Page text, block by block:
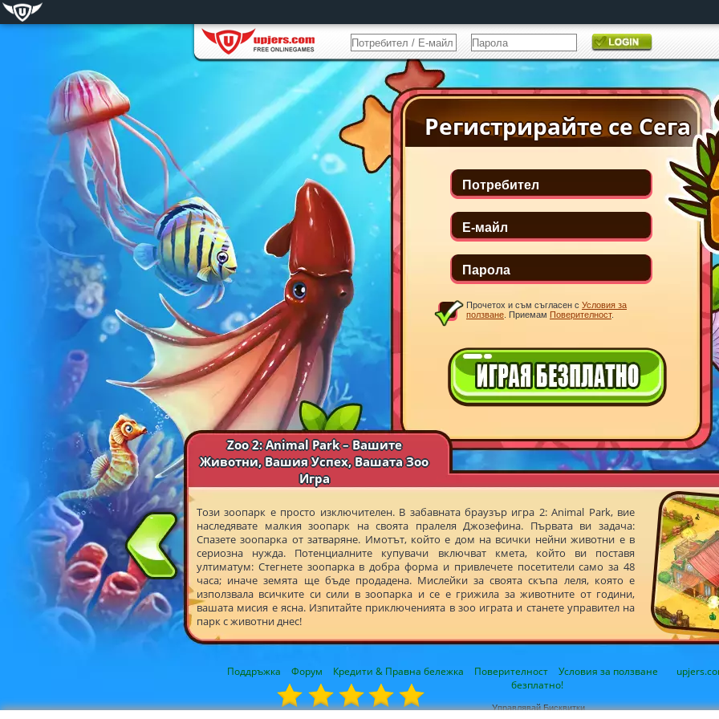
Поддръжка Форум Кредити & Правна бележка Поверителност Условия за ползване
безплатно!
Управлявай Бисквитки
Zoo 2: Animal Park – Вашите
Животни, Вашия Успех, Вашата Зоо
Игра
Този зоопарк е просто изключителен. В забавната браузър игра 2: Animal Park, вие
наследявате малкия зоопарк на своята пралеля Джозефина. Първата ви задача:
Спазете зоопарка от затваряне. Имотът, който е дом на всички нейни животни е в
сериозна нужда. Потенциалните купувачи включват кмета, който ви поставя
ултиматум: Стегнете зоопарка в добра форма и привлечете посетители само за 48
часа; иначе земята ще бъде продадена. Мислейки за своята скъпа леля, която е
използвала всичките си сили в зоопарка и се е грижила за животните от години,
вашата мисия е ясна. Изпитайте приключенията в зоо играта и станете управител на
парк с животни днес!
Прочетох и съм съгласен с Условия за
ползване . Приемам Поверителност.